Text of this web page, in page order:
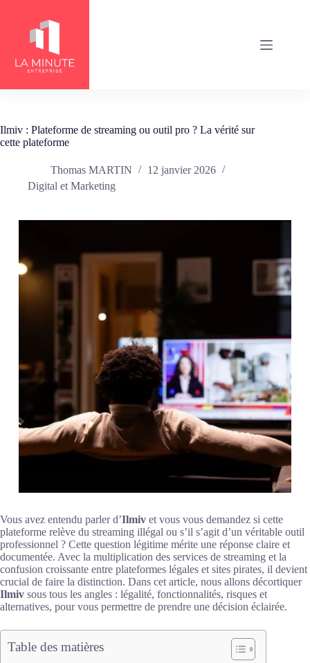
contenu
Ilmiv : Plateforme de streaming ou outil pro ? La vérité sur
cette plateforme
Thomas MARTIN
12 janvier 2026
Digital et Marketing
Vous avez entendu parler d’Ilmiv et vous vous demandez si cette
plateforme relève du streaming illégal ou s’il s’agit d’un véritable outil
professionnel ? Cette question légitime mérite une réponse claire et
documentée. Avec la multiplication des services de streaming et la
confusion croissante entre plateformes légales et sites pirates, il devient
crucial de faire la distinction. Dans cet article, nous allons décortiquer
Ilmiv sous tous les angles : légalité, fonctionnalités, risques et
alternatives, pour vous permettre de prendre une décision éclairée.
Table des matières